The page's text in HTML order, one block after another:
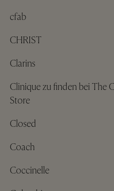
cfab
CHRIST
Clarins
Clinique zu finden bei The
Store
Closed
Coach
Coccinelle